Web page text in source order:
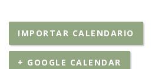
IMPORTAR CALENDARIO
+ GOOGLE CALENDAR